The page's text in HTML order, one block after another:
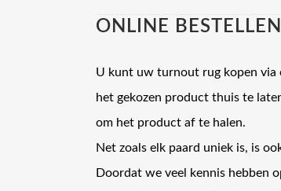
ONLINE BESTELLEN
U kunt uw turnout rug kopen via
het gekozen product thuis te
om het product af te halen.
Net zoals elk paard uniek is, is
Doordat we veel kennis hebben